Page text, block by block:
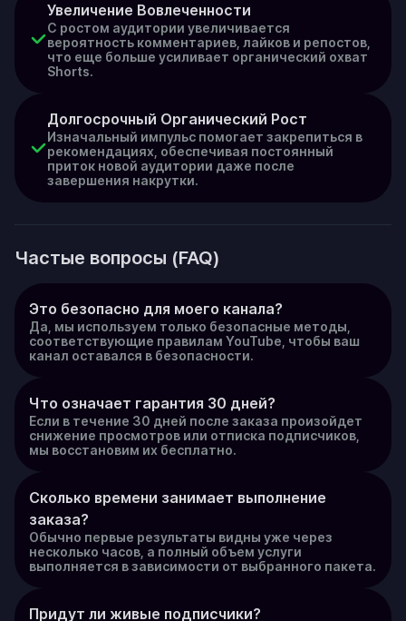
Увеличение Вовлеченности
С ростом аудитории увеличивается
вероятность комментариев, лайков и репостов,
что еще больше усиливает органический охват
Shorts.
Долгосрочный Органический Рост
Изначальный импульс помогает закрепиться в
рекомендациях, обеспечивая постоянный
приток новой аудитории даже после
завершения накрутки.
Частые вопросы (FAQ)
Это безопасно для моего канала?
Да, мы используем только безопасные методы,
соответствующие правилам YouTube, чтобы ваш
канал оставался в безопасности.
Что означает гарантия 30 дней?
Если в течение 30 дней после заказа произойдет
снижение просмотров или отписка подписчиков,
мы восстановим их бесплатно.
Сколько времени занимает выполнение
заказа?
Обычно первые результаты видны уже через
несколько часов, а полный объем услуги
выполняется в зависимости от выбранного пакета.
Придут ли живые подписчики?